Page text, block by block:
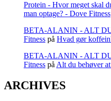
Protein - Hvor meget skal
man optage? - Dove Fitness
BETA-ALANIN - ALT
Fitness på Hvad gør
BETA-ALANIN - ALT
Fitness på Alt du behøver
ARCHIVES